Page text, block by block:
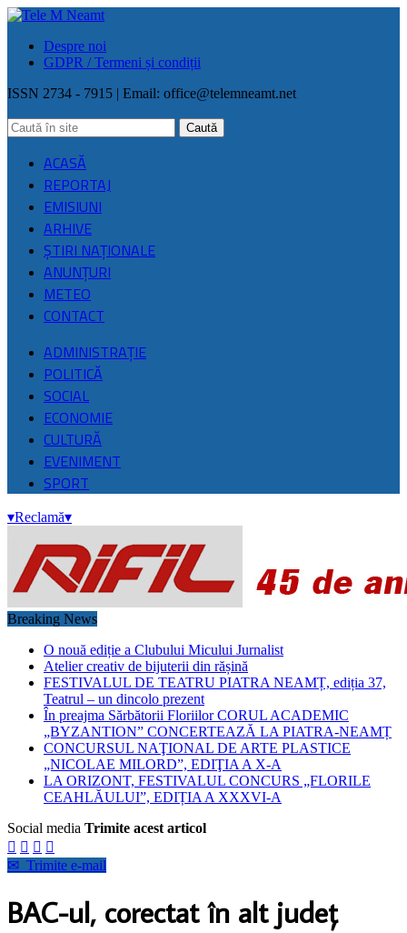
Despre noi
GDPR / Termeni și condiții
ISSN 2734 - 7915 | Email: office@telemneamt.net
ACASĂ
REPORTAJ
EMISIUNI
ARHIVE
ŞTIRI NAŢIONALE
ANUNȚURI
METEO
CONTACT
ADMINISTRAȚIE
POLITICĂ
SOCIAL
ECONOMIE
CULTURĂ
EVENIMENT
SPORT
▾Reclamă▾
Breaking News
O nouă ediție a Clubului Micului Jurnalist
Atelier creativ de bijuterii din rășină
FESTIVALUL DE TEATRU PIATRA NEAMȚ, ediția 37,
Teatrul – un dincolo prezent
În preajma Sărbătorii Floriilor CORUL ACADEMIC
„BYZANTION” CONCERTEAZĂ LA PIATRA-NEAMȚ
CONCURSUL NAŢIONAL DE ARTE PLASTICE
„NICOLAE MILORD”, EDIŢIA A X-A
LA ORIZONT, FESTIVALUL CONCURS „FLORILE
CEAHLĂULUI”, EDIȚIA A XXXVI-A
Social media Trimite acest articol
   
✉ Trimite e-mail
BAC-ul, corectat în alt judeţ